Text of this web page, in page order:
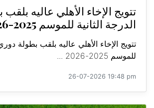
تتويج الإخاء الأهلي عاليه
الدرجة الثانية للموسم 2025-2026
تتويج الإخاء الأهلي عاليه بلقب بطولة
للموسم 2025-2026 ...
26-07-2026 19:48 pm